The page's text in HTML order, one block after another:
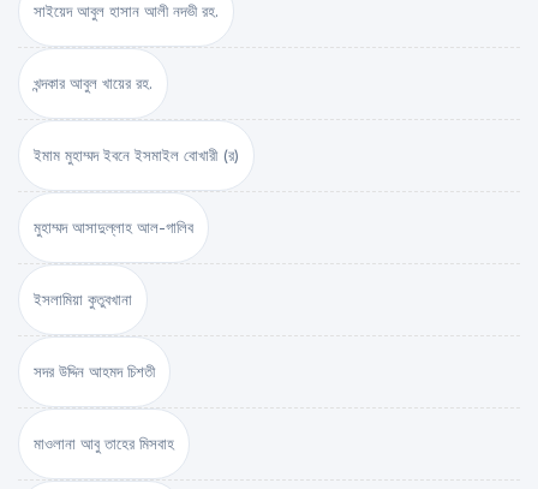
সাইয়েদ আবুল হাসান আলী নদভী রহ.
খন্দকার আবুল খায়ের রহ.
ইমাম মুহাম্মদ ইবনে ইসমাইল বোখারী (র)
মুহাম্মদ আসাদুল্লাহ আল-গালিব
ইসলামিয়া কুতুবখানা
সদর উদ্দিন আহমদ চিশতী
মাওলানা আবু তাহের মিসবাহ